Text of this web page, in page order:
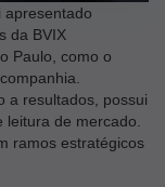
apresentado
da BVIX
Paulo, como o
a resultados, possui
leitura de mercado.
ramos estratégicos